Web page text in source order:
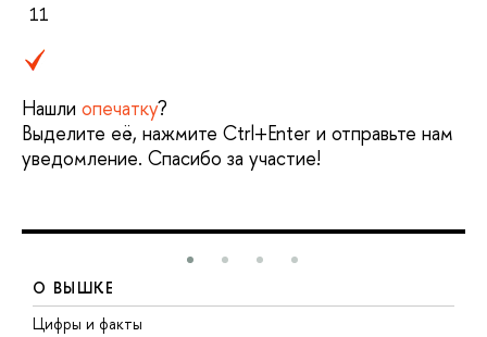
11
Нашли опечатку?
Выделите её, нажмите Ctrl+Enter и отправьте нам
уведомление. Спасибо за участие!
О ВЫШКЕ
Цифры и факты